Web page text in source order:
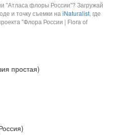
"Атласа флоры России"? Загружай
и точку съемки наiNaturalist, где
"Флора России | Flora of
простая)